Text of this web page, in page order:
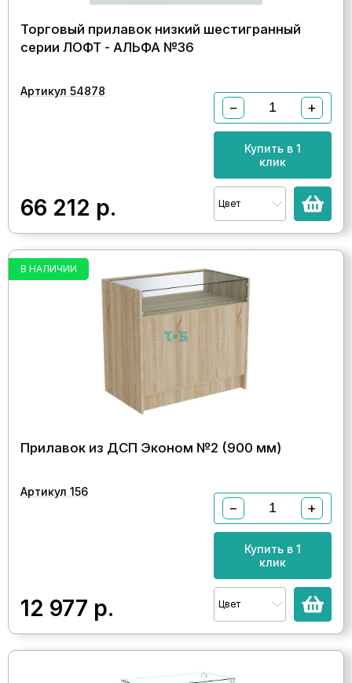
Торговый прилавок низкий шестигранный
серии ЛОФТ - АЛЬФА №36
Артикул 54878
66 212 р.
− +
Купить в 1
клик
Цвет
В НАЛИЧИИ
Прилавок из ДСП Эконом №2 (900 мм)
Артикул 156
12 977 р.
− +
Купить в 1
клик
Цвет